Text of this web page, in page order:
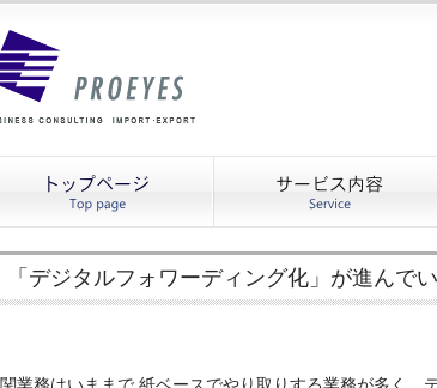
「デジタルフォワーディング化」が進んで